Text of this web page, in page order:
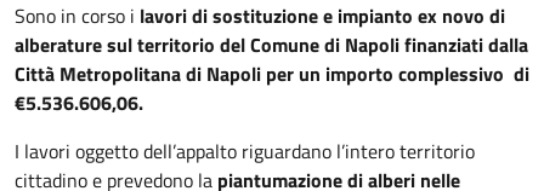
Sono in corso i lavori di sostituzione e impianto ex novo di
alberature sul territorio del Comune di Napoli finanziati dalla
Città Metropolitana di Napoli per un importo complessivo di
€5.536.606,06.
I lavori oggetto dell’appalto riguardano l’intero territorio
cittadino e prevedono la piantumazione di alberi nelle